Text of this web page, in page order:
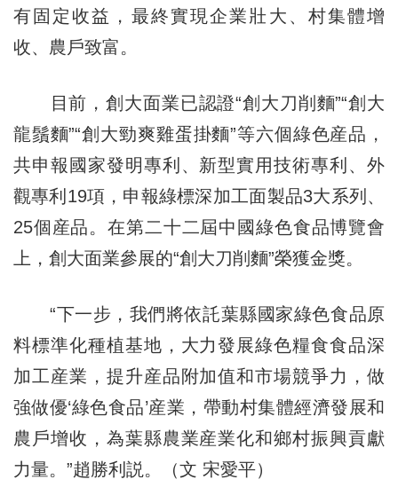
有固定收益，最終實現企業壯大、村集體增
收、農戶致富。
目前，創大面業已認證“創大刀削麵”“創大
龍鬚麵”“創大勁爽雞蛋掛麵”等六個綠色産品，
共申報國家發明專利、新型實用技術專利、外
觀專利19項，申報綠標深加工面製品3大系列、
25個産品。在第二十二屆中國綠色食品博覽會
上，創大面業參展的“創大刀削麵”榮獲金獎。
“下一步，我們將依託葉縣國家綠色食品原
料標準化種植基地，大力發展綠色糧食食品深
加工産業，提升産品附加值和市場競爭力，做
強做優‘綠色食品’産業，帶動村集體經濟發展和
農戶增收，為葉縣農業産業化和鄉村振興貢獻
力量。”趙勝利説。（文 宋愛平）